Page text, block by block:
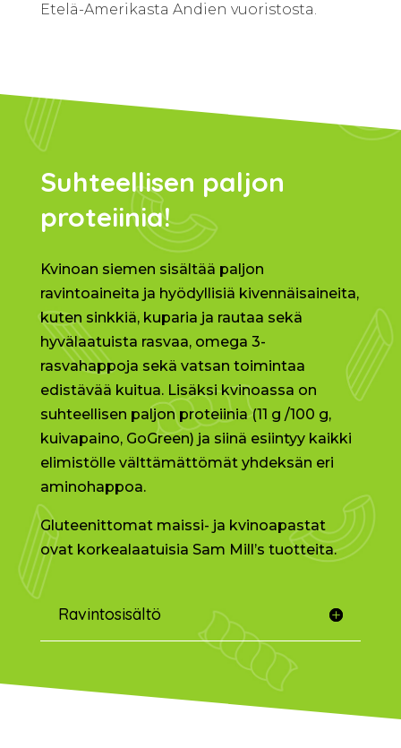
Etelä-Amerikasta Andien vuoristosta.
Suhteellisen paljon
proteiinia!
Kvinoan siemen sisältää paljon
ravintoaineita ja hyödyllisiä kivennäisaineita,
kuten sinkkiä, kuparia ja rautaa sekä
hyvälaatuista rasvaa, omega 3-
rasvahappoja sekä vatsan toimintaa
edistävää kuitua. Lisäksi kvinoassa on
suhteellisen paljon proteiinia (11 g /100 g,
kuivapaino, GoGreen) ja siinä esiintyy kaikki
elimistölle välttämättömät yhdeksän eri
aminohappoa.
Gluteenittomat maissi- ja kvinoapastat
ovat korkealaatuisia Sam Mill’s tuotteita.
Ravintosisältö